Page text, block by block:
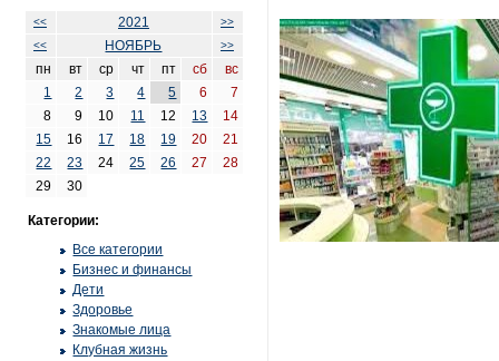
<< 2021
>>
<<
НОЯБРЬ >>
пн вт ср чт пт сб
вс
1
2 3 4 5 6
7
8
9 10 11 12 13
14
15
16 17 18 19 20
21
22
23 24 25 26 27
28
29
30
Категории:
Все категории
Бизнес и финансы
Дети
Здоровье
Знакомые лица
Клубная жизнь